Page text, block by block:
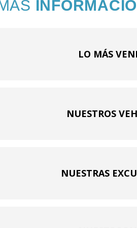
LO MÁS
NUESTROS
NUESTRAS